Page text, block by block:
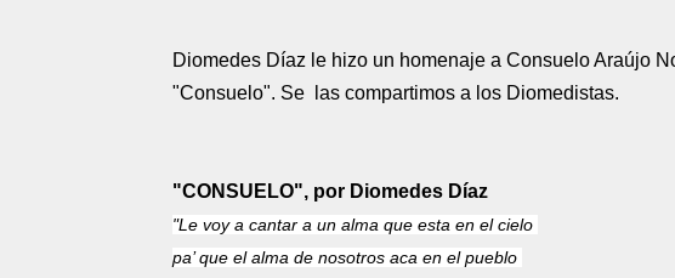
Diomedes Díaz le hizo un homenaje a Consuelo Araújo
"Consuelo". Se las compartimos a los Diomedistas.
"CONSUELO", por Diomedes Díaz
"Le voy a cantar a un alma que esta en el cielo
pa’ que el alma de nosotros aca en el pueblo